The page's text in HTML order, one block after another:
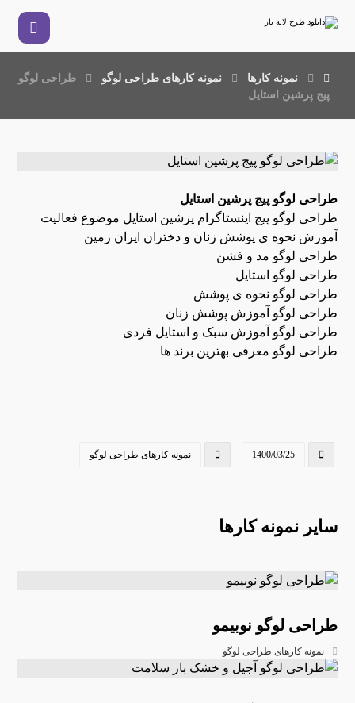
نمونه کارها نمونه کارهای طراحی لوگو
طراحی لوگو
پیج پرشین استایل
طراحی لوگو پیج پرشین استایل
طراحی لوگو پیج اینستاگرام پرشین استایل موضوع فعالیت
آموزش نحوه ی پوشش زنان و دختران ایران زمین
طراحی لوگو مد و فشن
طراحی لوگو استایل
طراحی لوگو نحوه ی پوشش
طراحی لوگو آموزش پوشش زنان
طراحی لوگو آموزش سبک و استایل فردی
طراحی لوگو معرفی بهترین برند ها
1400/03/25 نمونه کارهای طراحی لوگو
سایر نمونه کارها
طراحی لوگو نوبیمو
نمونه کارهای طراحی لوگو